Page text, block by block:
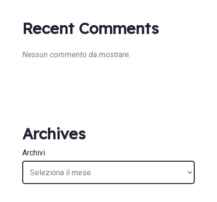
Recent Comments
Nessun commento da mostrare.
Archives
Archivi